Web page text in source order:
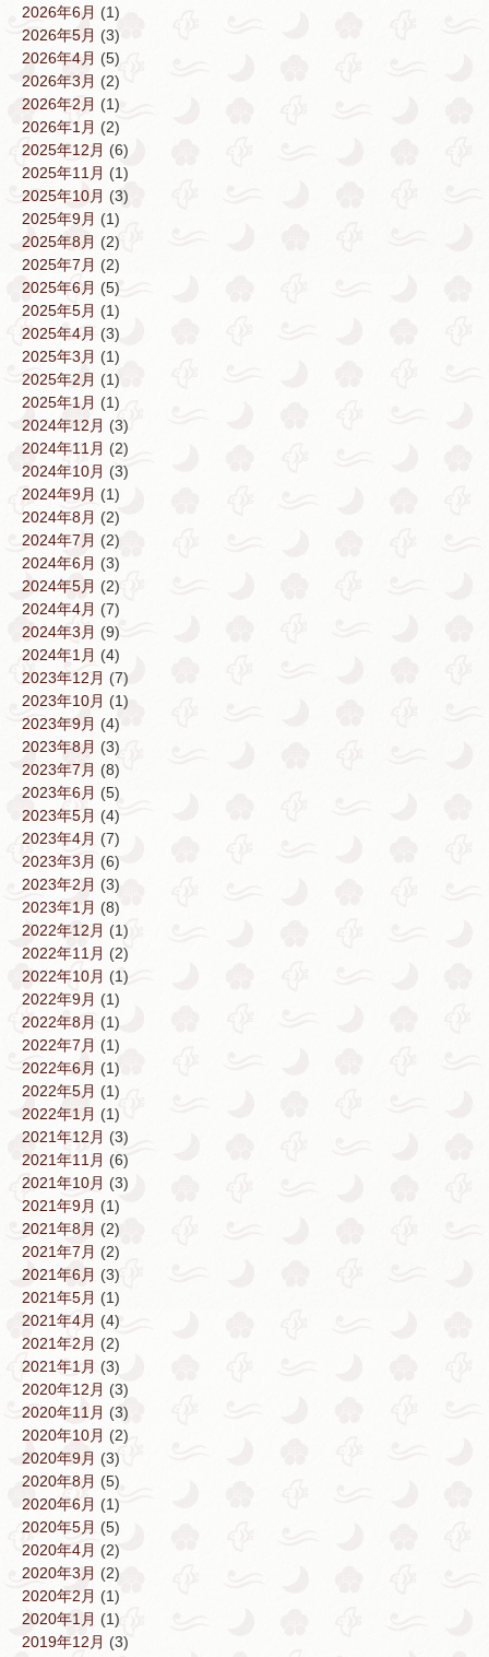
2026年6月 (1)
2026年5月 (3)
2026年4月 (5)
2026年3月 (2)
2026年2月 (1)
2026年1月 (2)
2025年12月 (6)
2025年11月 (1)
2025年10月 (3)
2025年9月 (1)
2025年8月 (2)
2025年7月 (2)
2025年6月 (5)
2025年5月 (1)
2025年4月 (3)
2025年3月 (1)
2025年2月 (1)
2025年1月 (1)
2024年12月 (3)
2024年11月 (2)
2024年10月 (3)
2024年9月 (1)
2024年8月 (2)
2024年7月 (2)
2024年6月 (3)
2024年5月 (2)
2024年4月 (7)
2024年3月 (9)
2024年1月 (4)
2023年12月 (7)
2023年10月 (1)
2023年9月 (4)
2023年8月 (3)
2023年7月 (8)
2023年6月 (5)
2023年5月 (4)
2023年4月 (7)
2023年3月 (6)
2023年2月 (3)
2023年1月 (8)
2022年12月 (1)
2022年11月 (2)
2022年10月 (1)
2022年9月 (1)
2022年8月 (1)
2022年7月 (1)
2022年6月 (1)
2022年5月 (1)
2022年1月 (1)
2021年12月 (3)
2021年11月 (6)
2021年10月 (3)
2021年9月 (1)
2021年8月 (2)
2021年7月 (2)
2021年6月 (3)
2021年5月 (1)
2021年4月 (4)
2021年2月 (2)
2021年1月 (3)
2020年12月 (3)
2020年11月 (3)
2020年10月 (2)
2020年9月 (3)
2020年8月 (5)
2020年6月 (1)
2020年5月 (5)
2020年4月 (2)
2020年3月 (2)
2020年2月 (1)
2020年1月 (1)
2019年12月 (3)